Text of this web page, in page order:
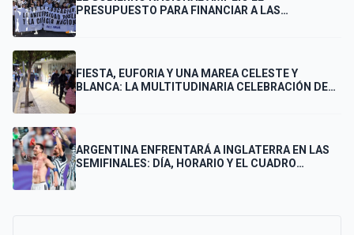
PRESUPUESTO PARA FINANCIAR A LAS
FIESTA, EUFORIA Y UNA MAREA CELESTE Y
BLANCA: LA MULTITUDINARIA CELEBRACIÓN DE
ARGENTINA ENFRENTARÁ A INGLATERRA EN LAS
SEMIFINALES: DÍA, HORARIO Y EL CUADRO